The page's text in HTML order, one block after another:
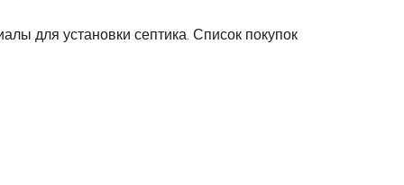
для установки септика. Список покупок